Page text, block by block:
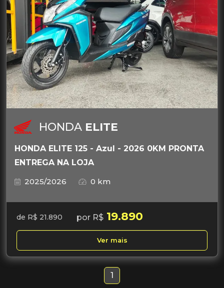
HONDA ELITE
HONDA ELITE 125 - Azul - 2026 0KM PRONTA
ENTREGA NA LOJA
2025/2026
0 km
de R$ 21.890 por R$ 19.890
Ver mais
1